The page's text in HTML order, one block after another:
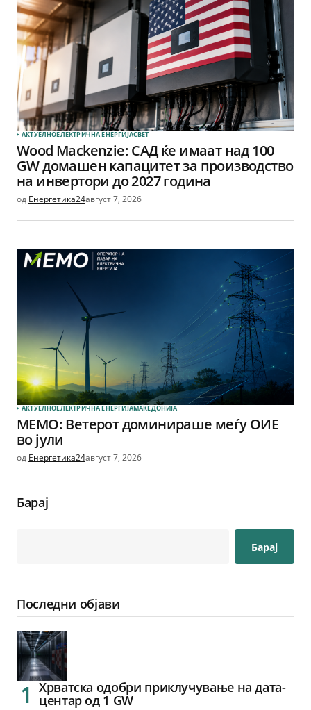
АКТУЕЛНОЕЛЕКТРИЧНА ЕНЕРГИЈАСВЕТ
Wood Mackenzie: САД ќе имаат над 100
GW домашен капацитет за производство
на инвертори до 2027 година
од Енергетика24август 7, 2026
АКТУЕЛНОЕЛЕКТРИЧНА ЕНЕРГИЈАМАКЕДОНИЈА
МЕМО: Ветерот доминираше меѓу ОИЕ
во јули
од Енергетика24август 7, 2026
Барај
Барај
Последни објави
Хрватска одобри приклучување на дата-
центар од 1 GW